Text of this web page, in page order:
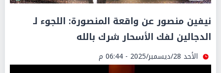
نيفين منصور عن واقعة المنصورة: اللجوء لـ
الدجالين لفك الأسحار شرك بالله
الأحد 28/ديسمبر/2025 - 06:44 م